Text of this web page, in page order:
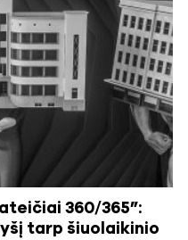
360/365”:
tarp šiuolaikinio